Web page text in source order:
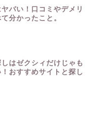
ヤバい！口コミやデメリ
分かったこと。
はゼクシィだけじゃも
おすすめサイトと探し